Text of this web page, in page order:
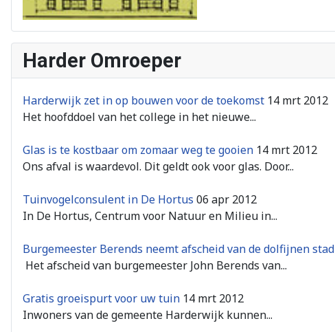
Harder Omroeper
Harderwijk zet in op bouwen voor de toekomst 14 mrt 2012
Het hoofddoel van het college in het nieuwe...
Glas is te kostbaar om zomaar weg te gooien 14 mrt 2012
Ons afval is waardevol. Dit geldt ook voor glas. Door...
Tuinvogelconsulent in De Hortus 06 apr 2012
In De Hortus, Centrum voor Natuur en Milieu in...
Burgemeester Berends neemt afscheid van de dolfijnen stad
Het afscheid van burgemeester John Berends van...
Gratis groeispurt voor uw tuin 14 mrt 2012
Inwoners van de gemeente Harderwijk kunnen...